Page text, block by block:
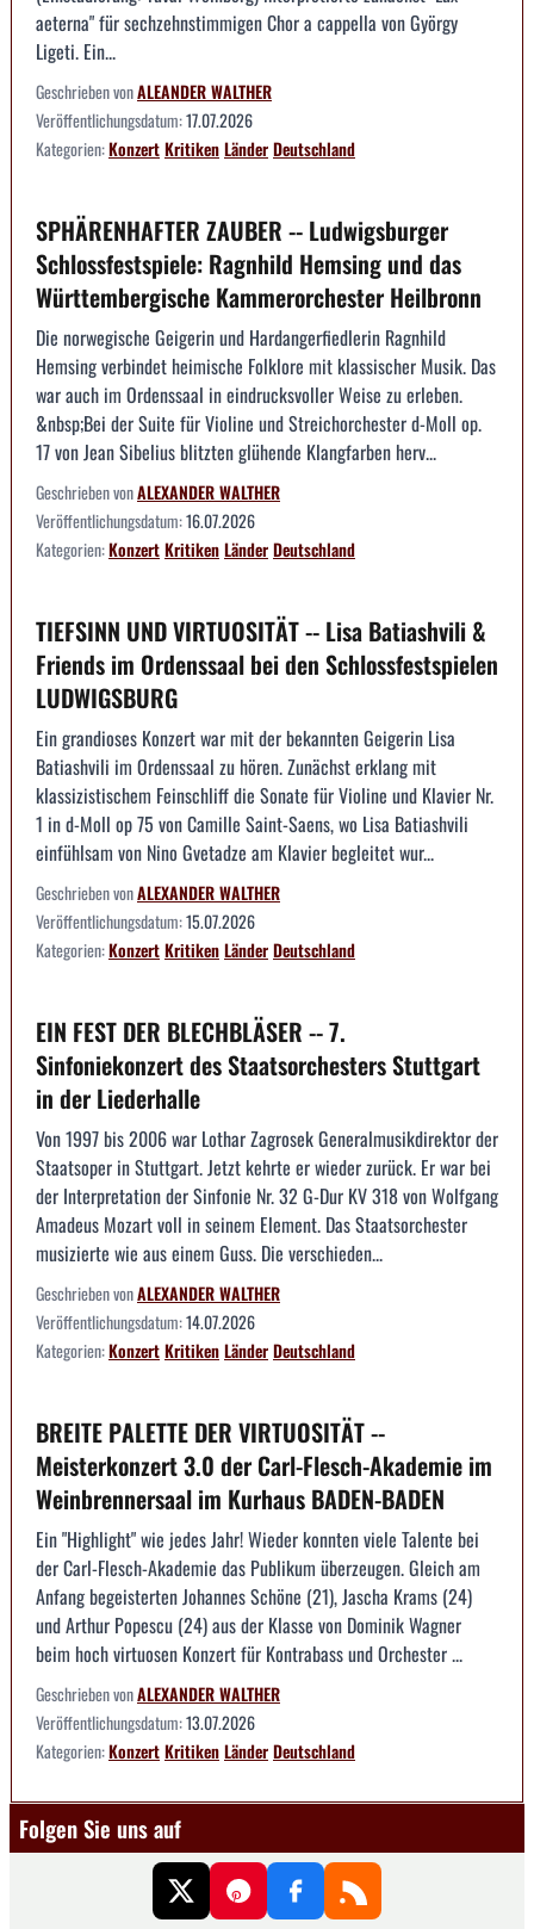
aeterna" für sechzehnstimmigen Chor a cappella von György
Ligeti. Ein...
Geschrieben vonALEANDER WALTHER
Veröffentlichungsdatum:17.07.2026
Kategorien:KonzertKritikenLänderDeutschland
SPHÄRENHAFTER ZAUBER -- Ludwigsburger
Schlossfestspiele: Ragnhild Hemsing und das
Württembergische Kammerorchester Heilbronn
Die norwegische Geigerin und Hardangerfiedlerin Ragnhild
Hemsing verbindet heimische Folklore mit klassischer Musik. Das
war auch im Ordenssaal in eindrucksvoller Weise zu erleben.
&nbsp;Bei der Suite für Violine und Streichorchester d-Moll op.
17 von Jean Sibelius blitzten glühende Klangfarben herv...
Geschrieben vonALEXANDER WALTHER
Veröffentlichungsdatum:16.07.2026
Kategorien:KonzertKritikenLänderDeutschland
TIEFSINN UND VIRTUOSITÄT -- Lisa Batiashvili &
Friends im Ordenssaal bei den Schlossfestspielen
LUDWIGSBURG
Ein grandioses Konzert war mit der bekannten Geigerin Lisa
Batiashvili im Ordenssaal zu hören. Zunächst erklang mit
klassizistischem Feinschliff die Sonate für Violine und Klavier Nr.
1 in d-Moll op 75 von Camille Saint-Saens, wo Lisa Batiashvili
einfühlsam von Nino Gvetadze am Klavier begleitet wur...
Geschrieben vonALEXANDER WALTHER
Veröffentlichungsdatum:15.07.2026
Kategorien:KonzertKritikenLänderDeutschland
EIN FEST DER BLECHBLÄSER -- 7.
Sinfoniekonzert des Staatsorchesters Stuttgart
in der Liederhalle
Von 1997 bis 2006 war Lothar Zagrosek Generalmusikdirektor der
Staatsoper in Stuttgart. Jetzt kehrte er wieder zurück. Er war bei
der Interpretation der Sinfonie Nr. 32 G-Dur KV 318 von Wolfgang
Amadeus Mozart voll in seinem Element. Das Staatsorchester
musizierte wie aus einem Guss. Die verschieden...
Geschrieben vonALEXANDER WALTHER
Veröffentlichungsdatum:14.07.2026
Kategorien:KonzertKritikenLänderDeutschland
BREITE PALETTE DER VIRTUOSITÄT --
Meisterkonzert 3.0 der Carl-Flesch-Akademie im
Weinbrennersaal im Kurhaus BADEN-BADEN
Ein "Highlight" wie jedes Jahr! Wieder konnten viele Talente bei
der Carl-Flesch-Akademie das Publikum überzeugen. Gleich am
Anfang begeisterten Johannes Schöne (21), Jascha Krams (24)
und Arthur Popescu (24) aus der Klasse von Dominik Wagner
beim hoch virtuosen Konzert für Kontrabass und Orchester ...
Geschrieben vonALEXANDER WALTHER
Veröffentlichungsdatum:13.07.2026
Kategorien:KonzertKritikenLänderDeutschland
Folgen Sie uns auf